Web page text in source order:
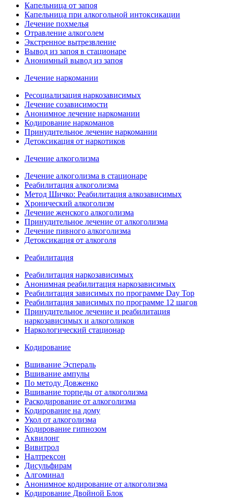
Капельница от запоя
Капельница при алкогольной интоксикации
Лечение похмелья
Отравление алкоголем
Экстренное вытрезвление
Вывод из запоя в стационаре
Анонимный вывод из запоя
Лечение наркомании
Ресоциализация наркозависимых
Лечение созависимости
Анонимное лечение наркомании
Кодирование наркоманов
Принудительное лечение наркомании
Детоксикация от наркотиков
Лечение алкоголизма
Лечение алкоголизма в стационаре
Реабилитация алкоголизма
Метод Шичко: Реабилитация алкозависимых
Хронический алкоголизм
Лечение женского алкоголизма
Принудительное лечение от алкоголизма
Лечение пивного алкоголизма
Детоксикация от алкоголя
Реабилитация
Реабилитация наркозависимых
Анонимная реабилитация наркозависимых
Реабилитация зависимых по программе Day Top
Реабилитация зависимых по программе 12 шагов
Принудительное лечение и реабилитация
наркозависимых и алкоголиков
Наркологический стационар
Кодирование
Вшивание Эспераль
Вшивание ампулы
По методу Довженко
Вшивание торпеды от алкоголизма
Раскодирование от алкоголизма
Кодирование на дому
Укол от алкоголизма
Кодирование гипнозом
Аквилонг
Вивитрол
Налтрексон
Дисульфирам
Алгоминал
Анонимное кодирование от алкоголизма
Кодирование Двойной Блок